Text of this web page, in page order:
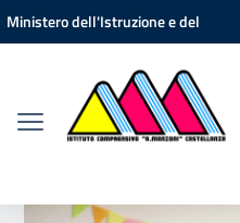
Vai ai contenuti
Vai al menu di navigazione
Vai al footer
Ministero dell'Istruzione e del